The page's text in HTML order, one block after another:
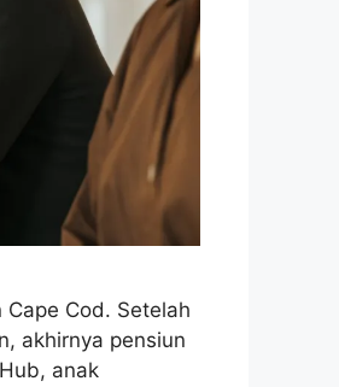
Cod. Setelah
akhirnya pensiun
anak